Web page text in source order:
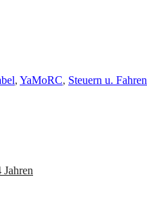
, YaMoRC, Steuern u. Fahren